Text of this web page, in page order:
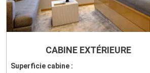
CABINE EXTÉRIEURE
Superficie cabine :